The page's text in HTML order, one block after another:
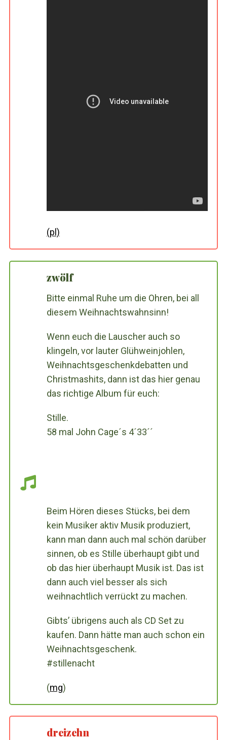
(pl)
zwölf
Bitte einmal Ruhe um die Ohren, bei all
diesem Weihnachtswahnsinn!
Wenn euch die Lauscher auch so
klingeln, vor lauter Glühweinjohlen,
Weihnachtsgeschenkdebatten und
Christmashits, dann ist das hier genau
das richtige Album für euch:
Stille.
58 mal John Cage´s 4´33´´
Beim Hören dieses Stücks, bei dem
kein Musiker aktiv Musik produziert,
kann man dann auch mal schön darüber
sinnen, ob es Stille überhaupt gibt und
ob das hier überhaupt Musik ist. Das ist
dann auch viel besser als sich
weihnachtlich verrückt zu machen.
Gibts’ übrigens auch als CD Set zu
kaufen. Dann hätte man auch schon ein
Weihnachtsgeschenk.
#stillenacht
(mg)
dreizehn